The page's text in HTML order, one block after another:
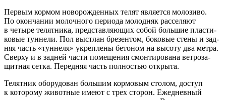
Пер­вым кор­мом ново­рож­ден­ных телят явля­ет­ся моло­зи­во.
По окон­ча­нии молоч­но­го пери­о­да молод­няк рас­се­ля­ют
в четы­ре телят­ни­ка, пред­став­ля­ю­щих собой боль­шие пла­сти­
ко­вые тун­не­ли. Пол выстлан бре­зен­том, боко­вые сте­ны и зад­
няя часть «тун­не­ля» укреп­ле­ны бето­ном на высо­ту два мет­ра.
Свер­ху и в зад­ней части поме­ще­ния смон­ти­ро­ва­на вет­ро­за­
щит­ная сет­ка. Перед­няя часть пол­но­стью открыта.
Телят­ник обо­ру­до­ван боль­шим кор­мо­вым сто­лом, доступ
к кото­ро­му живот­ные име­ют с трех сто­рон. Еже­днев­ный